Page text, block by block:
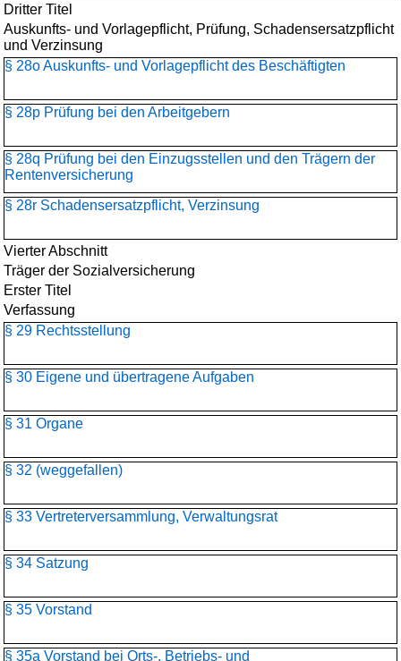
Dritter Titel
Auskunfts- und Vorlagepflicht, Prüfung, Schadensersatzpflicht
und Verzinsung
§ 28o Auskunfts- und Vorlagepflicht des Beschäftigten
§ 28p Prüfung bei den Arbeitgebern
§ 28q Prüfung bei den Einzugsstellen und den Trägern der
Rentenversicherung
§ 28r Schadensersatzpflicht, Verzinsung
Vierter Abschnitt
Träger der Sozialversicherung
Erster Titel
Verfassung
§ 29 Rechtsstellung
§ 30 Eigene und übertragene Aufgaben
§ 31 Organe
§ 32 (weggefallen)
§ 33 Vertreterversammlung, Verwaltungsrat
§ 34 Satzung
§ 35 Vorstand
§ 35a Vorstand bei Orts-, Betriebs- und